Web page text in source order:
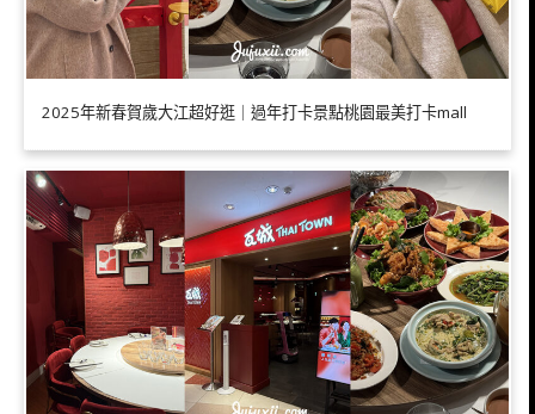
2025年新春賀歲大江超好逛｜過年打卡景點桃園最美打卡mall